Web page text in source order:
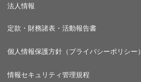
法人情報
定款・財務諸表・活動報告書
個人情報保護方針（プライバシーポリシー）
情報セキュリティ管理規程